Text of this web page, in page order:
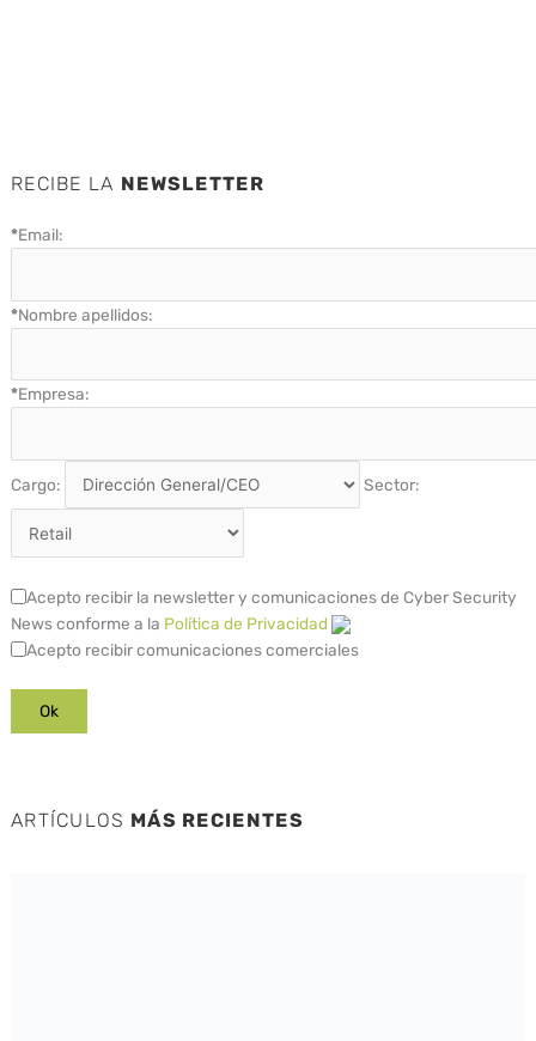
RECIBE LA NEWSLETTER
*Email:
*Nombre apellidos:
*Empresa:
Cargo: Sector:
Acepto recibir la newsletter y comunicaciones de Cyber Security
News conforme a la Política de Privacidad
Acepto recibir comunicaciones comerciales
ARTÍCULOS MÁS RECIENTES